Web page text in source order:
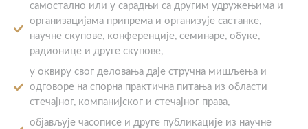
самостално или у сарадњи са другим удружењима и
организацијама припрема и организује састанке,
научне скупове, конференције, семинаре, обуке,
радионице и друге скупове,
у оквиру свог деловања даје стручна мишљења и
одговоре на спорна практична питања из области
стечајног, компанијског и стечајног права,
објављује часописе и друге публикације из научне